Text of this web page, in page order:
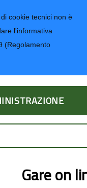
cookie tecnici non è
l'informativa
(Regolamento
Gare on